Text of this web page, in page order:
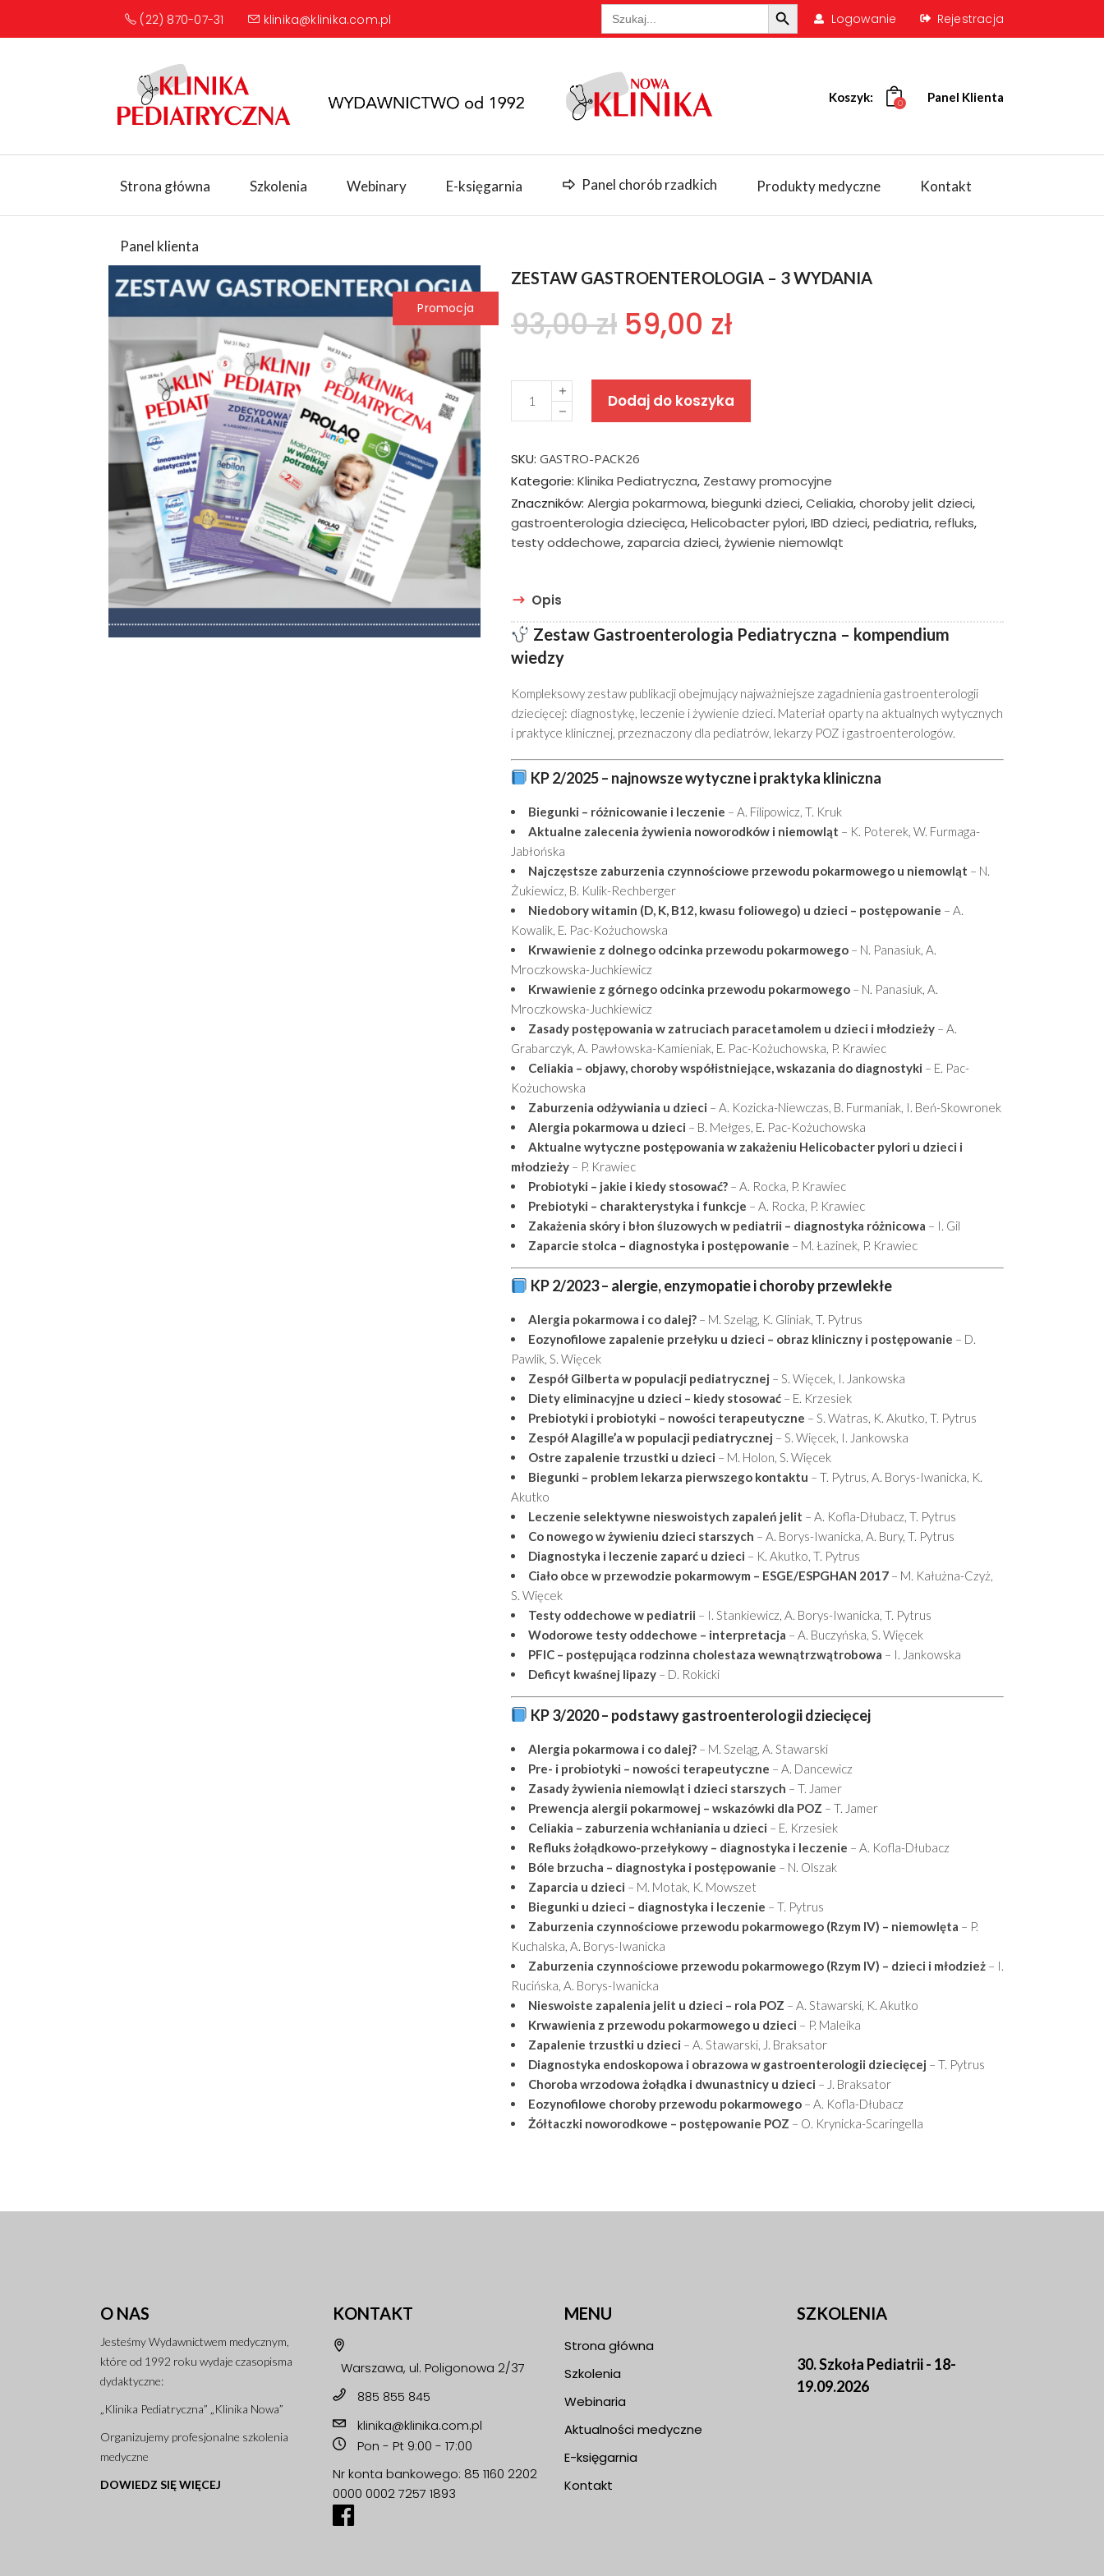
(22) 870-07-31 klinika@klinika.com.pl
Search
for:
Search Button
Logowanie Rejestracja
Koszyk: 0 Panel Klienta
Strona główna Szkolenia Webinary E-księgarnia Panel chorób rzadkich Produkty medyczne Kontakt
Panel klienta
Promocja
ZESTAW GASTROENTEROLOGIA – 3 WYDANIA
93,00zł Pierwotna
cena
wynosiła:
93,00 zł.
59,00 złAktualna
wynosi:
59,00 zł.
Dodaj do koszyka
SKU: GASTRO-PACK26
Kategorie: Klinika Pediatryczna, Zestawy promocyjne
Znaczników: Alergia pokarmowa,biegunki dzieci,Celiakia,choroby jelit dzieci,
gastroenterologia dziecięca,Helicobacter pylori,IBD dzieci,pediatria,refluks,
testy oddechowe, zaparcia dzieci,żywienie niemowląt
Opis
Zestaw Gastroenterologia Pediatryczna – kompendium
wiedzy
Kompleksowy zestaw publikacji obejmujący najważniejsze zagadnienia gastroenterologii
dziecięcej: diagnostykę, leczenie i żywienie dzieci. Materiał oparty na aktualnych wytycznych
i praktyce klinicznej, przeznaczony dla pediatrów, lekarzy POZ i gastroenterologów.
KP 2/2025 – najnowsze wytyczne i praktyka kliniczna
Biegunki – różnicowanie i leczenie – A. Filipowicz, T. Kruk
Aktualne zalecenia żywienia noworodków i niemowląt – K. Poterek, W. Furmaga-
Jabłońska
Najczęstsze zaburzenia czynnościowe przewodu pokarmowego u niemowląt – N.
Żukiewicz, B. Kulik-Rechberger
Niedobory witamin (D, K, B12, kwasu foliowego) u dzieci – postępowanie – A.
Kowalik, E. Pac-Kożuchowska
Krwawienie z dolnego odcinka przewodu pokarmowego – N. Panasiuk, A.
Mroczkowska-Juchkiewicz
Krwawienie z górnego odcinka przewodu pokarmowego – N. Panasiuk, A.
Mroczkowska-Juchkiewicz
Zasady postępowania w zatruciach paracetamolem u dzieci i młodzieży – A.
Grabarczyk, A. Pawłowska-Kamieniak, E. Pac-Kożuchowska, P. Krawiec
Celiakia – objawy, choroby współistniejące, wskazania do diagnostyki – E. Pac-
Kożuchowska
Zaburzenia odżywiania u dzieci – A. Kozicka-Niewczas, B. Furmaniak, I. Beń-Skowronek
Alergia pokarmowa u dzieci – B. Mełges, E. Pac-Kożuchowska
Aktualne wytyczne postępowania w zakażeniu Helicobacter pylori u dzieci i
młodzieży – P. Krawiec
Probiotyki – jakie i kiedy stosować? – A. Rocka, P. Krawiec
Prebiotyki – charakterystyka i funkcje – A. Rocka, P. Krawiec
Zakażenia skóry i błon śluzowych w pediatrii – diagnostyka różnicowa – I. Gil
Zaparcie stolca – diagnostyka i postępowanie – M. Łazinek, P. Krawiec
KP 2/2023 – alergie, enzymopatie i choroby przewlekłe
Alergia pokarmowa i co dalej? – M. Szeląg, K. Gliniak, T. Pytrus
Eozynofilowe zapalenie przełyku u dzieci – obraz kliniczny i postępowanie – D.
Pawlik, S. Więcek
Zespół Gilberta w populacji pediatrycznej – S. Więcek, I. Jankowska
Diety eliminacyjne u dzieci – kiedy stosować – E. Krzesiek
Prebiotyki i probiotyki – nowości terapeutyczne – S. Watras, K. Akutko, T. Pytrus
Zespół Alagille’a w populacji pediatrycznej – S. Więcek, I. Jankowska
Ostre zapalenie trzustki u dzieci – M. Holon, S. Więcek
Biegunki – problem lekarza pierwszego kontaktu – T. Pytrus, A. Borys-Iwanicka, K.
Akutko
Leczenie selektywne nieswoistych zapaleń jelit – A. Kofla-Dłubacz, T. Pytrus
Co nowego w żywieniu dzieci starszych – A. Borys-Iwanicka, A. Bury, T. Pytrus
Diagnostyka i leczenie zaparć u dzieci – K. Akutko, T. Pytrus
Ciało obce w przewodzie pokarmowym – ESGE/ESPGHAN 2017 – M. Kałużna-Czyż,
S. Więcek
Testy oddechowe w pediatrii – I. Stankiewicz, A. Borys-Iwanicka, T. Pytrus
Wodorowe testy oddechowe – interpretacja – A. Buczyńska, S. Więcek
PFIC – postępująca rodzinna cholestaza wewnątrzwątrobowa – I. Jankowska
Deficyt kwaśnej lipazy – D. Rokicki
KP 3/2020 – podstawy gastroenterologii dziecięcej
Alergia pokarmowa i co dalej? – M. Szeląg, A. Stawarski
Pre- i probiotyki – nowości terapeutyczne – A. Dancewicz
Zasady żywienia niemowląt i dzieci starszych – T. Jamer
Prewencja alergii pokarmowej – wskazówki dla POZ – T. Jamer
Celiakia – zaburzenia wchłaniania u dzieci – E. Krzesiek
Refluks żołądkowo-przełykowy – diagnostyka i leczenie – A. Kofla-Dłubacz
Bóle brzucha – diagnostyka i postępowanie – N. Olszak
Zaparcia u dzieci – M. Motak, K. Mowszet
Biegunki u dzieci – diagnostyka i leczenie – T. Pytrus
Zaburzenia czynnościowe przewodu pokarmowego (Rzym IV) – niemowlęta – P.
Kuchalska, A. Borys-Iwanicka
Zaburzenia czynnościowe przewodu pokarmowego (Rzym IV) – dzieci i młodzież – I.
Rucińska, A. Borys-Iwanicka
Nieswoiste zapalenia jelit u dzieci – rola POZ – A. Stawarski, K. Akutko
Krwawienia z przewodu pokarmowego u dzieci – P. Maleika
Zapalenie trzustki u dzieci – A. Stawarski, J. Braksator
Diagnostyka endoskopowa i obrazowa w gastroenterologii dziecięcej – T. Pytrus
Choroba wrzodowa żołądka i dwunastnicy u dzieci – J. Braksator
Eozynofilowe choroby przewodu pokarmowego – A. Kofla-Dłubacz
Żółtaczki noworodkowe – postępowanie POZ – O. Krynicka-Scaringella
O NAS
Jesteśmy Wydawnictwem medycznym,
które od 1992 roku wydaje czasopisma
dydaktyczne:
„Klinika Pediatryczna” „Klinika Nowa”
Organizujemy profesjonalne szkolenia
medyczne
DOWIEDZ SIĘ WIĘCEJ
KONTAKT
Warszawa, ul. Poligonowa 2/37
885 855 845
klinika@klinika.com.pl
Pon - Pt 9:00 - 17:00
Nr konta bankowego: 85 1160 2202
0000 0002 7257 1893
MENU
Strona główna
Szkolenia
Webinaria
Aktualności medyczne
E-księgarnia
Kontakt
SZKOLENIA
30. Szkoła Pediatrii - 18-
19.09.2026